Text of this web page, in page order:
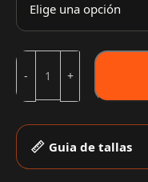
Guia de tallas